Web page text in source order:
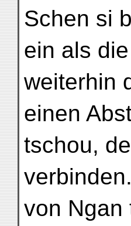
Schen si
ein als
weiterhin
einen
tschou,
von Ngan